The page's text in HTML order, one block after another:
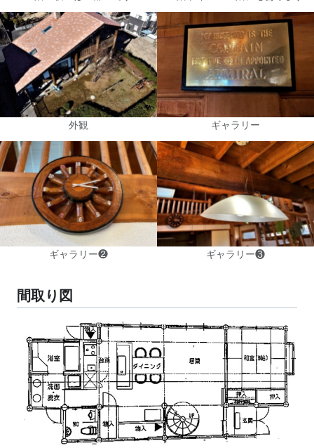
外観 ギャラリー
ギャラリー❷ ギャラリー❸
間取り図